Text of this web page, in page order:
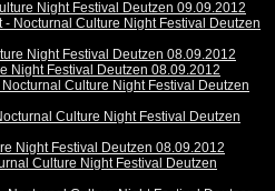
Night Festival Deutzen 09.09.2012
- Nocturnal Culture Night Festival Deutzen
Night Festival Deutzen 08.09.2012
Night Festival Deutzen 08.09.2012
Culture Night Festival Deutzen
Culture Night Festival Deutzen
Night Festival Deutzen 08.09.2012
Culture Night Festival Deutzen